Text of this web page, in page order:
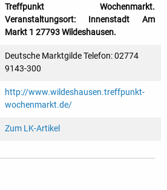
Treffpunkt Wochenmarkt.
Veranstaltungsort: Innenstadt Am
Markt 1 27793 Wildeshausen.
Deutsche Marktgilde Telefon: 02774
9143-300
http://www.wildeshausen.treffpunkt-
wochenmarkt.de/
Zum LK-Artikel